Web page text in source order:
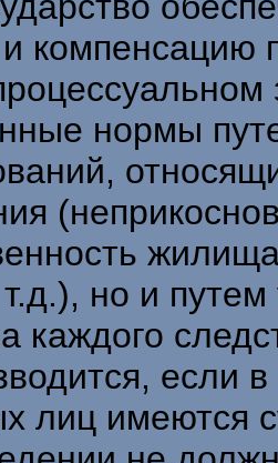
компенсацию
нормы
но и
каждого
если
лиц имеются